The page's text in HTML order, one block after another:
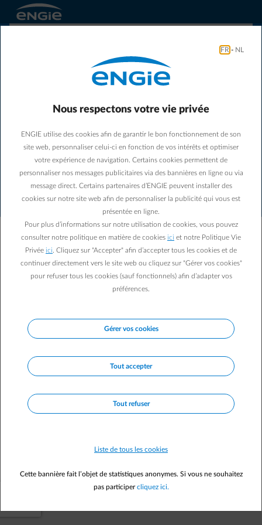
Une erreur de connexion est
survenue. Veuillez vérifier votre
connexion internet et réessayer.
Notre équipe a été informée de cette erreur. Notez
cet identifiant : LDLQ-6526. Communiquez-le au
support si le problème persiste.
Vers la page d'accueil
FR - NL
Nous respectons votre vie privée
ENGIE utilise des cookies afin de garantir le bon fonctionnement de son
site web, personnaliser celui-ci en fonction de vos intérêts et optimiser
votre expérience de navigation. Certains cookies permettent de
personnaliser nos messages publicitaires via des bannières en ligne ou via
message direct. Certains partenaires d’ENGIE peuvent installer des
cookies sur notre site web afin de personnaliser la publicité qui vous est
présentée en ligne.
Pour plus d’informations sur notre utilisation de cookies, vous pouvez
consulter notre politique en matière de cookies ici et notre Politique Vie
Privée ici . Cliquez sur "Accepter" afin d’accepter tous les cookies et de
continuer directement vers le site web ou cliquez sur "Gérer vos cookies"
pour refuser tous les cookies (sauf fonctionnels) afin d’adapter vos
préférences.
Gérer vos cookies
Tout accepter
Tout refuser
Liste de tous les cookies
Cette bannière fait l’objet de statistiques anonymes. Si vous ne souhaitez
pas participercliquez ici.